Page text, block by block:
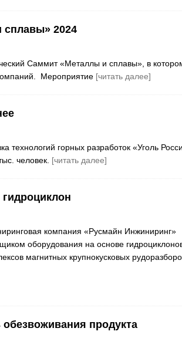
2024
Саммит «Металлы и сплавы», в
Мероприятие [читать далее]
технологий горных разработок «Уголь
человек. [читать далее]
компания «Русмайн Инжиниринг»
оборудования на основе
магнитных крупнокусковых
продукта